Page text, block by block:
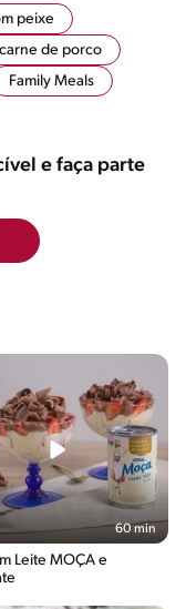
peixe
de porco
Family Meals
e faça parte
60 min
Leite MOÇA e